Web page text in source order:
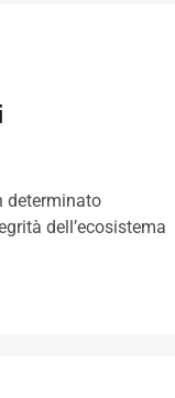
determinato
dell’ecosistema